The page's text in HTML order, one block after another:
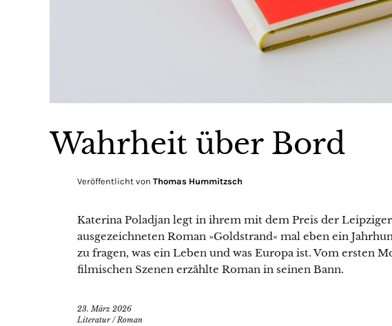
Wahrheit über Bord
Veröffentlicht von Thomas Hummitzsch
Katerina Poladjan legt in ihrem mit dem Preis der
ausgezeichneten Roman »Goldstrand« mal eben ein
zu fragen, was ein Leben und was Europa ist. Vom ersten
filmischen Szenen erzählte Roman in seinen Bann.
23. März 2026
Literatur/Roman